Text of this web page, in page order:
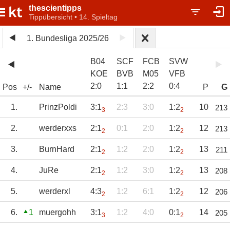
thescientipps
Tippübersicht • 14. Spieltag
1. Bundesliga 2025/26
Pos +/- Name
B04
KOE
2:0
SCF
BVB
1:1
FCB
M05
2:2
SVW
VFB
0:4 P G
1. PrinzPoldi 3:13 2:3 3:0 1:22 10 213
2. werderxxs 2:12 0:1 2:0 1:22 12 213
3. BurnHard 2:12 1:2 2:0 1:22 13 211
4. JuRe 2:12 1:2 3:0 1:22 13 208
5. werderxl 4:32 1:2 6:1 1:22 12 206
6. 1 muergohh 3:13 1:2 4:0 0:12 14 205